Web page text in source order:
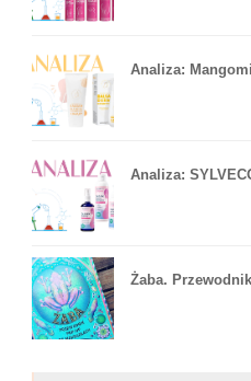
Analiza:
Analiza:
Żaba.